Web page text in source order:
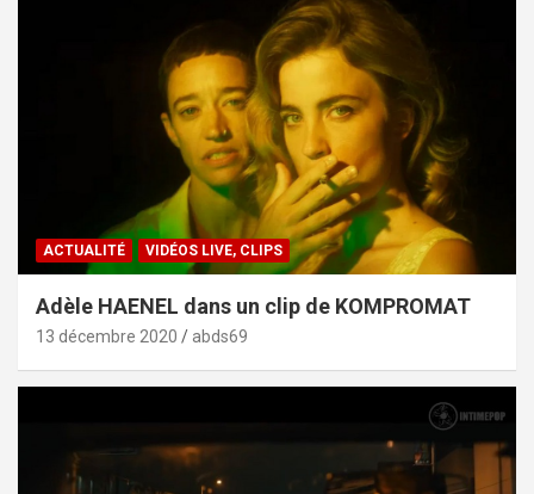
ACTUALITÉ VIDÉOS LIVE, CLIPS
Adèle HAENEL dans un clip de KOMPROMAT
13 décembre 2020 abds69